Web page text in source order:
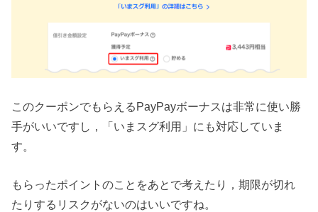
このクーポンでもらえるPayPayボーナスは非常に使い勝
手がいいですし，「いまスグ利用」にも対応していま
す。
もらったポイントのことをあとで考えたり，期限が切れ
たりするリスクがないのはいいですね。